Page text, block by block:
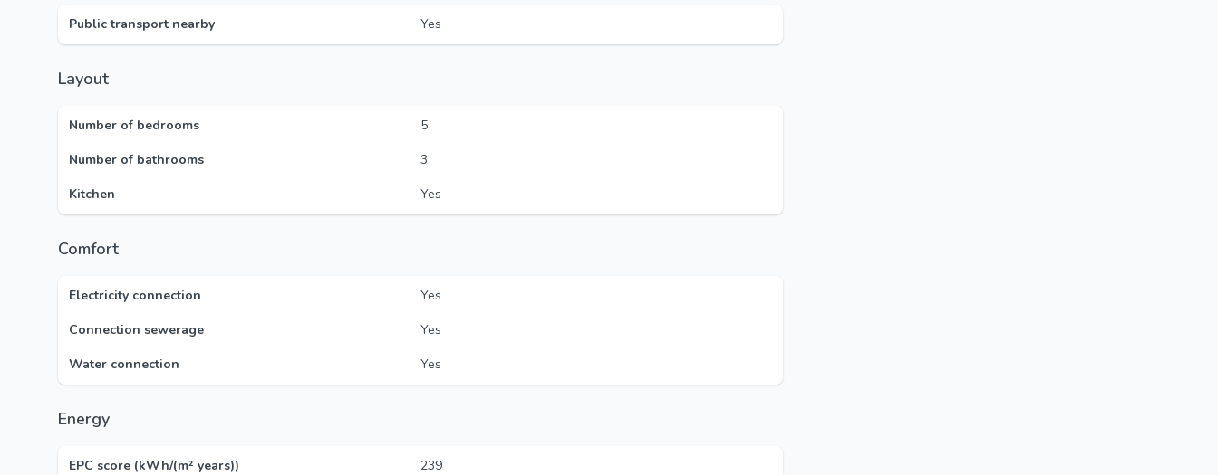
Public transport nearby Yes
Layout
Number of bedrooms
5
Number of bathrooms
3
Kitchen
Yes
Comfort
Electricity connection
Yes
Connection sewerage
Yes
Water connection
Yes
Energy
EPC score (kWh/(m² years))
239